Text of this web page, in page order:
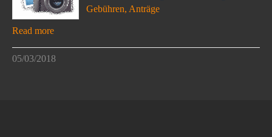
Gebühren, Anträge
Read more
05/03/2018